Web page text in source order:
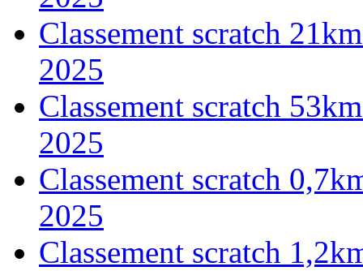
Classement scratch
2025
Classement scratch
2025
Classement scratch
2025
Classement scratch